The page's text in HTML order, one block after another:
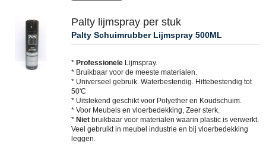
Palty lijmspray per stuk
Palty Schuimrubber Lijmspray 500ML
* Professionele Lijmspray.
* Bruikbaar voor de meeste materialen.
* Universeel gebruik. Waterbestendig. Hittebestendig tot
50'C
* Uitstekend geschikt voor Polyether en Koudschuim.
* Voor Meubels en vloerbedekking, Zeer sterk.
* Niet bruikbaar voor materialen waarin plastic is verwerkt.
Veel gebruikt in meubel industrie en bij vloerbedekking
leggen.